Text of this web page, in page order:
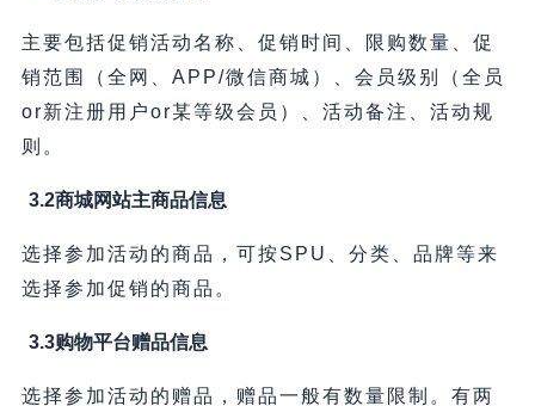
主要包括促销活动名称、促销时间、限购数量、促
销范围（全网、APP/微信商城）、会员级别（全员
or新注册用户or某等级会员）、活动备注、活动规
则。
3.2商城网站主商品信息
选择参加活动的商品，可按SPU、分类、品牌等来
选择参加促销的商品。
3.3购物平台赠品信息
选择参加活动的赠品，赠品一般有数量限制。有两